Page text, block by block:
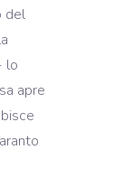
del
lo
apre